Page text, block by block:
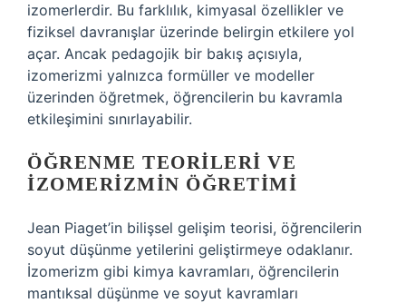
izomerlerdir. Bu farklılık, kimyasal özellikler ve
fiziksel davranışlar üzerinde belirgin etkilere yol
açar. Ancak pedagojik bir bakış açısıyla,
izomerizmi yalnızca formüller ve modeller
üzerinden öğretmek, öğrencilerin bu kavramla
etkileşimini sınırlayabilir.
ÖĞRENME TEORILERI VE
İZOMERIZMIN ÖĞRETIMI
Jean Piaget’in bilişsel gelişim teorisi, öğrencilerin
soyut düşünme yetilerini geliştirmeye odaklanır.
İzomerizm gibi kimya kavramları, öğrencilerin
mantıksal düşünme ve soyut kavramları